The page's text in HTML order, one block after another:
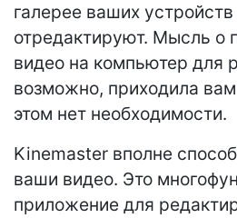
галерее ваших
отредактируют. Мысль о
видео на компьютер для
возможно, приходила вам
этом нет необходимости.
Kinemaster вполне
ваши видео. Это
приложение для